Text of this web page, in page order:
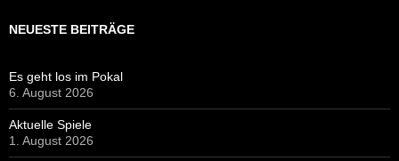
NEUESTE BEITRÄGE
Es geht los im Pokal
6. August 2026
Aktuelle Spiele
1. August 2026